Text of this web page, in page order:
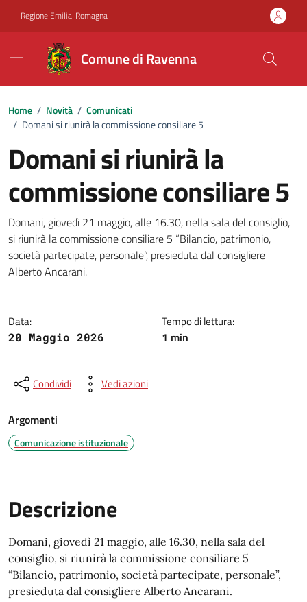
Regione Emilia-Romagna
Comune di Ravenna
Home / Novità / Comunicati
/ Domani si riunirà la commissione consiliare 5
Domani si riunirà la
commissione consiliare 5
Dettagli della notizia
Domani, giovedì 21 maggio, alle 16.30, nella sala del consiglio,
si riunirà la commissione consiliare 5 “Bilancio, patrimonio,
società partecipate, personale”, presieduta dal consigliere
Alberto Ancarani.
Data:
20 Maggio 2026
Tempo di lettura:
1 min
Condividi Vedi azioni
Argomenti
Comunicazione istituzionale
Descrizione
Domani, giovedì 21 maggio, alle 16.30, nella sala del
consiglio, si riunirà la commissione consiliare 5
“Bilancio, patrimonio, società partecipate, personale”,
presieduta dal consigliere Alberto Ancarani.